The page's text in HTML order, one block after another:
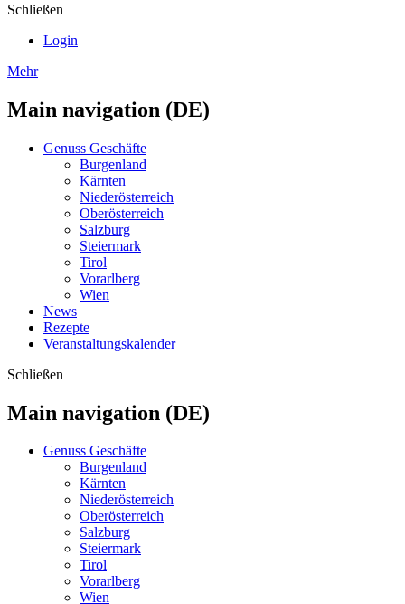
Schließen
Login
Mehr
Main navigation (DE)
Genuss Geschäfte
Burgenland
Kärnten
Niederösterreich
Oberösterreich
Salzburg
Steiermark
Tirol
Vorarlberg
Wien
News
Rezepte
Veranstaltungskalender
Schließen
Main navigation (DE)
Genuss Geschäfte
Burgenland
Kärnten
Niederösterreich
Oberösterreich
Salzburg
Steiermark
Tirol
Vorarlberg
Wien